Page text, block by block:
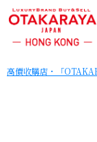
高價收購店・「